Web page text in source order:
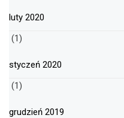
luty 2020
(1)
styczeń 2020
(1)
grudzień 2019